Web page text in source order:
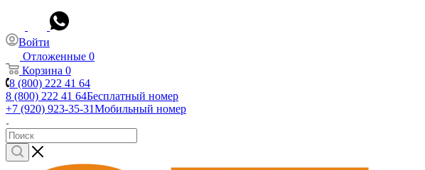
Войти
Отложенные 0
Корзина 0
8 (800) 222 41 64
8 (800) 222 41 64Бесплатный номер
+7 (920) 923-35-31Мобильный номер